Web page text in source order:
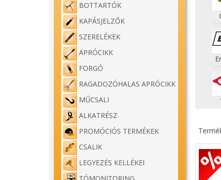
BOTTARTÓK
KAPÁSJELZŐK
SZERELÉKEK
APRÓCIKK
FORGÓ
RAGADOZÓHALAS APRÓCIKK
MŰCSALI
ALKATRÉSZ
PROMÓCIÓS TERMÉKEK
CSALIK
LEGYEZÉS KELLÉKEI